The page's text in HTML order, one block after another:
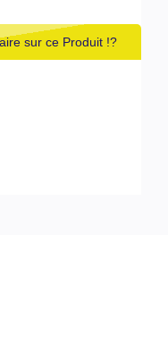
sur ce Produit !?